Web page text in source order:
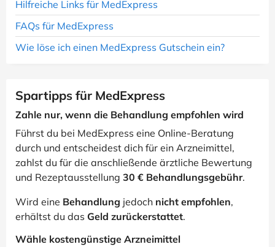
Hilfreiche Links für MedExpress
FAQs für MedExpress
Wie löse ich einen MedExpress Gutschein ein?
Spartipps für MedExpress
Zahle nur, wenn die Behandlung empfohlen wird
Führst du bei MedExpress eine Online-Beratung
durch und entscheidest dich für ein Arzneimittel,
zahlst du für die anschließende ärztliche Bewertung
und Rezeptausstellung 30 € Behandlungsgebühr.
Wird eine Behandlung jedoch nicht empfohlen,
erhältst du das Geld zurückerstattet.
Wähle kostengünstige Arzneimittel